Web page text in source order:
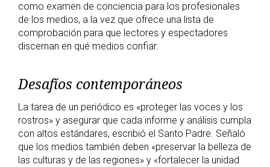
como examen de conciencia para los profesionales
de los medios, a la vez que ofrece una lista de
comprobación para que lectores y espectadores
discernan en qué medios confiar.
Desafíos contemporáneos
La tarea de un periódico es «proteger las voces y los
rostros» y asegurar que cada informe y análisis cumpla
con altos estándares, escribió el Santo Padre. Señaló
que los medios también deben «preservar la belleza de
las culturas y de las regiones» y «fortalecer la unidad